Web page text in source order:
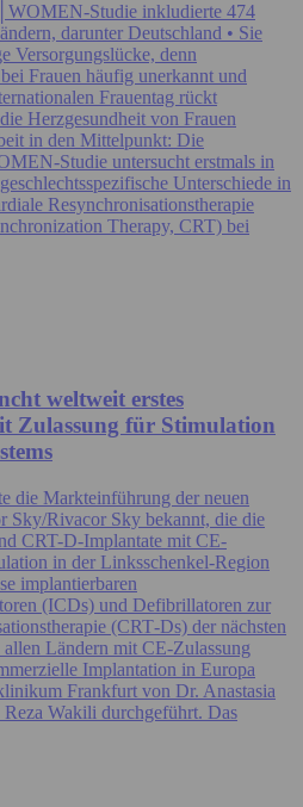
Studie inkludierte 474
darunter Deutschland • Sie
Versorgungslücke, denn
Frauen häufig unerkannt und
Frauentag rückt
Herzgesundheit von Frauen
in den Mittelpunkt: Die
untersucht erstmals in
Unterschiede in
Resynchronisationstherapie
Therapy, CRT) bei
weltweit erstes
Zulassung für Stimulation
die Markteinführung der neuen
Sky/Rivacor Sky bekannt, die die
CRT-D-Implantate mit CE-
in der Linksschenkel-Region
implantierbaren
(ICDs) und Defibrillatoren zur
(CRT‑Ds) der nächsten
Ländern mit CE‑Zulassung
Implantation in Europa
Frankfurt von Dr. Anastasia
Wakili durchgeführt. Das